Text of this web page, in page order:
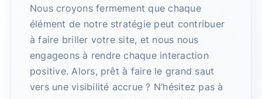
Nous croyons fermement que chaque
élément de notre stratégie peut contribuer
à faire briller votre site, et nous nous
engageons à rendre chaque interaction
positive. Alors, prêt à faire le grand saut
vers une visibilité accrue ? N’hésitez pas à